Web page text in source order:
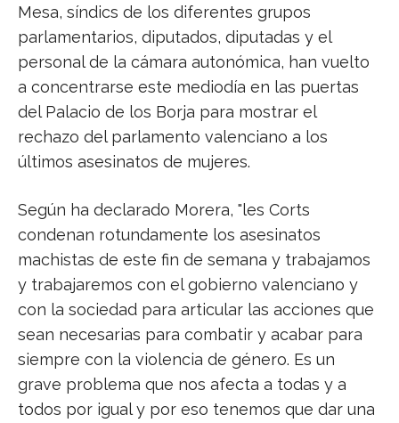
Mesa, síndics de los diferentes grupos
parlamentarios, diputados, diputadas y el
personal de la cámara autonómica, han vuelto
a concentrarse este mediodía en las puertas
del Palacio de los Borja para mostrar el
rechazo del parlamento valenciano a los
últimos asesinatos de mujeres.
Según ha declarado Morera, "les Corts
condenan rotundamente los asesinatos
machistas de este fin de semana y trabajamos
y trabajaremos con el gobierno valenciano y
con la sociedad para articular las acciones que
sean necesarias para combatir y acabar para
siempre con la violencia de género. Es un
grave problema que nos afecta a todas y a
todos por igual y por eso tenemos que dar una